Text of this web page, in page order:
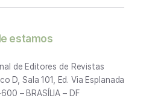
estamos
de Editores de Revistas
D, Sala 101, Ed. Via Esplanada
– BRASÍLIA – DF